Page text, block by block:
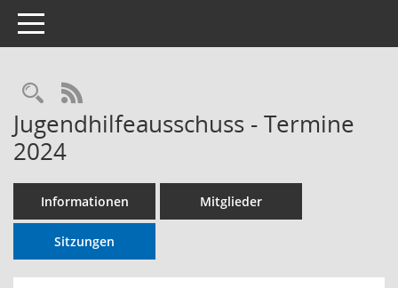
Toggle navigation
RSS-Feed
Jugendhilfeausschuss - Termine
2024
Informationen Mitglieder
Sitzungen